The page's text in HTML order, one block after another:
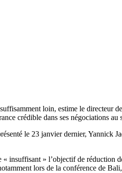
loin, estime le directeur
crédible dans ses négociations au
le 23 janvier dernier,
insuffisant » l’objectif de
lors de la conférence de